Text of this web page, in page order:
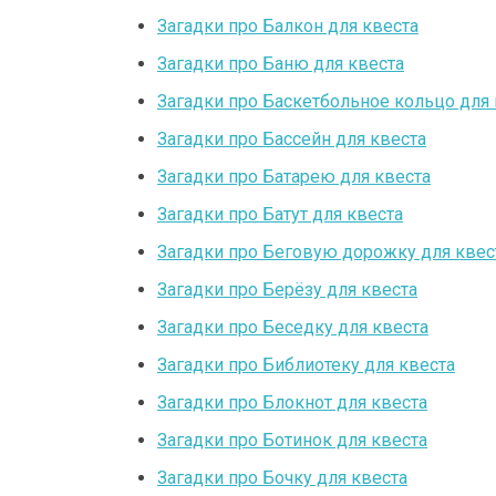
Загадки про Балкон для квеста
Загадки про Баню для квеста
Загадки про Баскетбольное кольцо для
Загадки про Бассейн для квеста
Загадки про Батарею для квеста
Загадки про Батут для квеста
Загадки про Беговую дорожку для
Загадки про Берёзу для квеста
Загадки про Беседку для квеста
Загадки про Библиотеку для квеста
Загадки про Блокнот для квеста
Загадки про Ботинок для квеста
Загадки про Бочку для квеста